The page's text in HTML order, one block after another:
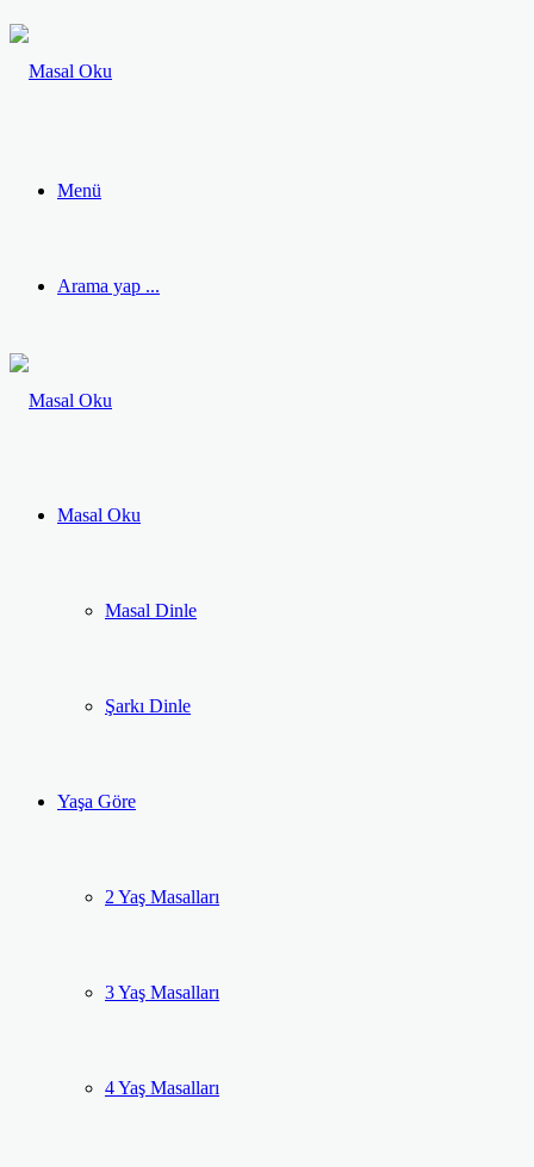
Menü
Arama yap ...
Masal Oku
Masal Dinle
Şarkı Dinle
Yaşa Göre
2 Yaş Masalları
3 Yaş Masalları
4 Yaş Masalları